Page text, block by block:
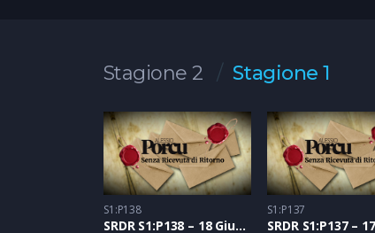
Stagione 2 Stagione 1
S1:P138
SRDR S1:P138 – 18 Giugno 2021
S1:P137